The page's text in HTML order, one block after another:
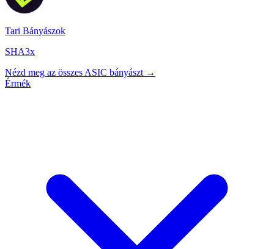
Tari Bányászok
SHA3x
Nézd meg az összes ASIC bányászt →
Érmék